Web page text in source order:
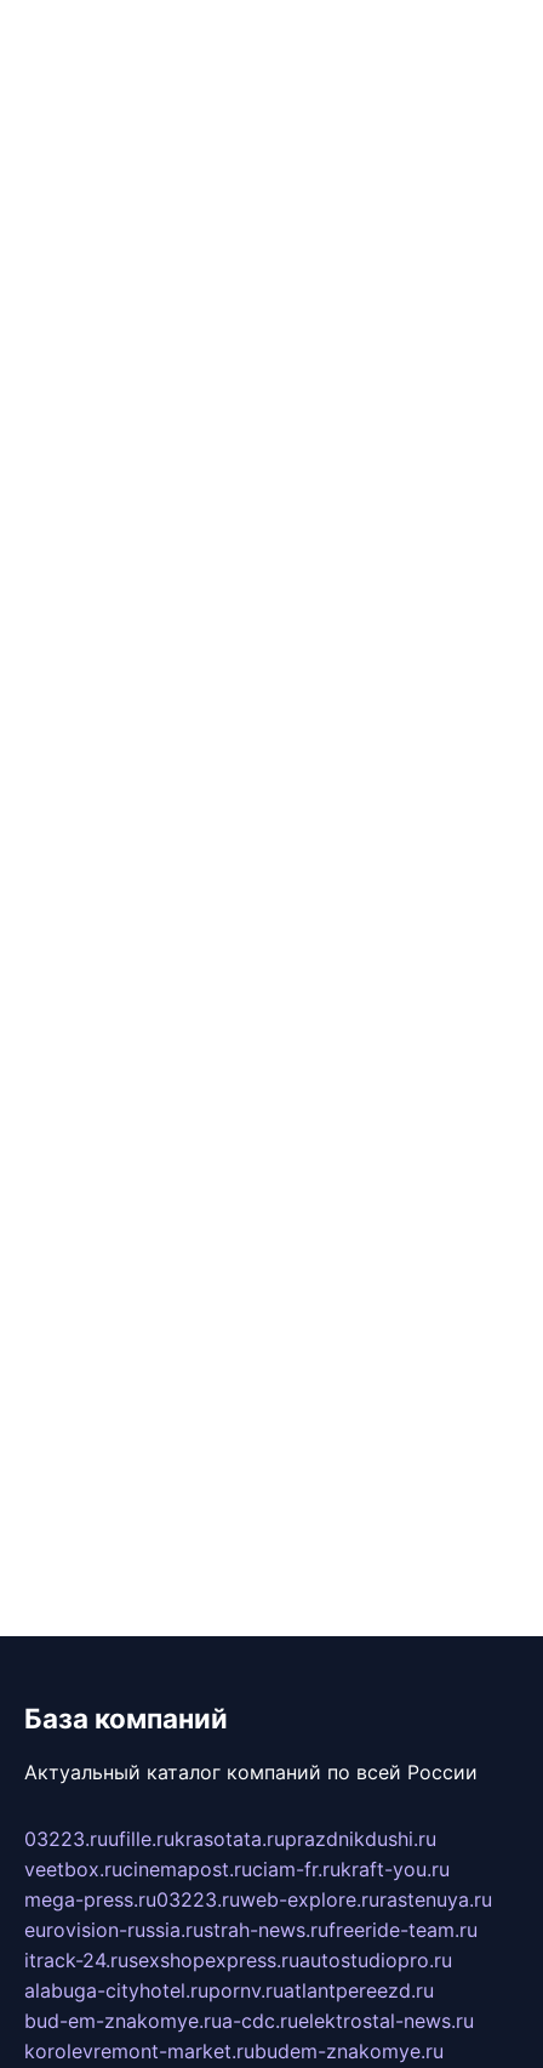
База компаний
Актуальный каталог компаний по всей России
03223.ruufille.rukrasotata.ruprazdnikdushi.ru
veetbox.rucinemapost.ruciam-fr.rukraft-you.ru
mega-press.ru03223.ruweb-explore.rurastenuya.ru
eurovision-russia.rustrah-news.rufreeride-team.ru
itrack-24.rusexshopexpress.ruautostudiopro.ru
alabuga-cityhotel.rupornv.ruatlantpereezd.ru
bud-em-znakomye.rua-cdc.ruelektrostal-news.ru
korolevremont-market.rubudem-znakomye.ru